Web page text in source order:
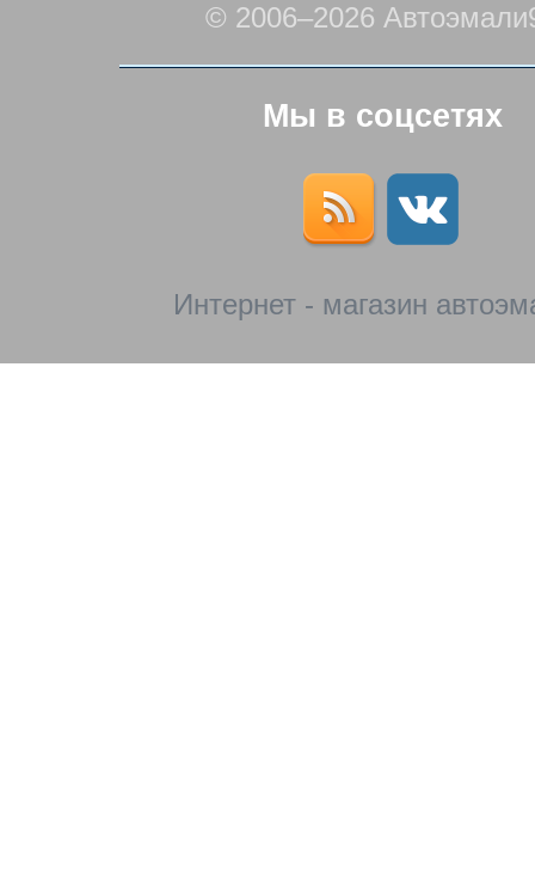
© 2006–2026
Мы в соцсетях
Интернет - магазин